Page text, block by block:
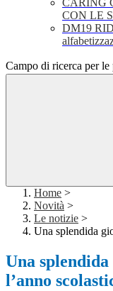
CARING
CON LE
DM19
Campo di ricerca per le
Home >
Novità >
Le notizie >
Una splendida
Una
l’anno